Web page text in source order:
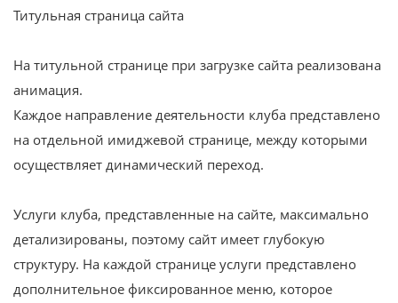
Титульная страница сайта
На титульной странице при загрузке сайта реализована
анимация.
Каждое направление деятельности клуба представлено
на отдельной имиджевой странице, между которыми
осуществляет динамический переход.
Услуги клуба, представленные на сайте, максимально
детализированы, поэтому сайт имеет глубокую
структуру. На каждой странице услуги представлено
дополнительное фиксированное меню, которое